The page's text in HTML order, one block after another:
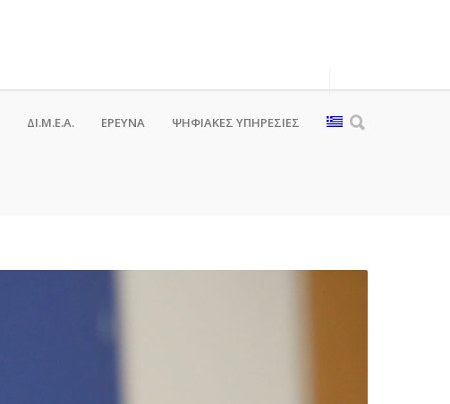
ΔΙ.Μ.Ε.Α. ΕΡΕΥΝΑ ΨΗΦΙΑΚΈΣ ΥΠΗΡΕΣΊΕΣ